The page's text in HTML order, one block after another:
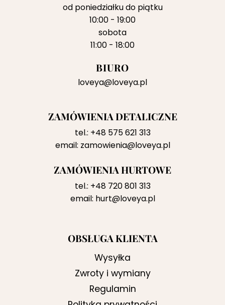
od poniedziałku do piątku
10:00 - 19:00
sobota
11:00 - 18:00
BIURO
loveya@loveya.pl
ZAMÓWIENIA DETALICZNE
tel.: +48 575 621 313
email: zamowienia@loveya.pl
ZAMÓWIENIA HURTOWE
tel.: +48 720 801 313
email: hurt@loveya.pl
OBSŁUGA KLIENTA
Wysyłka
Zwroty i wymiany
Regulamin